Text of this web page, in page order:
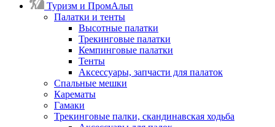
Туризм и ПромАльп
Палатки и тенты
Высотные палатки
Трекинговые палатки
Кемпинговые палатки
Тенты
Аксессуары, запчасти для палаток
Спальные мешки
Карематы
Гамаки
Трекинговые палки, скандинавская ходьба